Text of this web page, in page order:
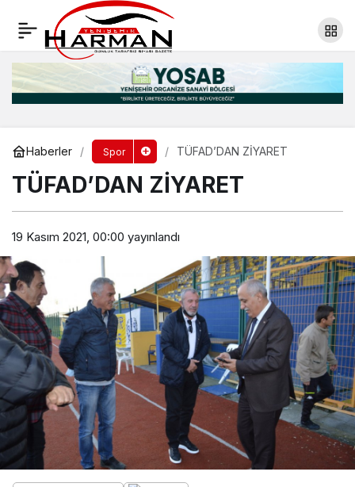
Haberler Spor TÜFAD’DAN ZİYARET
TÜFAD’DAN ZİYARET
19 Kasım 2021, 00:00 yayınlandı
‘BİZİM İÇİN OYNAYIN’
Yorum Yap Paylaş